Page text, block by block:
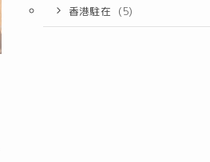
香港駐在 (5)